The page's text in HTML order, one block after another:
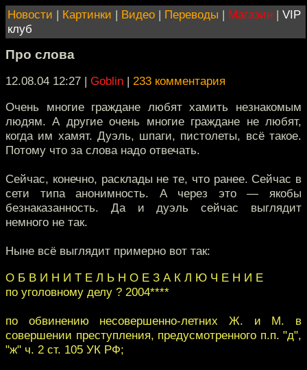
Новости | Картинки | Видео | Переводы | Магазин | VIP
клуб
Про слова
12.08.04 12:27 | Goblin | 233 комментария
Очень многие граждане любят хамить незнакомым
людям. А другие очень многие граждане не любят,
когда им хамят. Дуэль, шпаги, пистолеты, всё такое.
Потому что за слова надо отвечать.
Сейчас, конечно, расклады не те, что ранее. Сейчас в
сети типа анонимность. А через это — якобы
безнаказанность. Да и дуэль сейчас выглядит
немного не так.
Ныне всё выглядит примерно вот так:
О Б В И Н И Т Е Л Ь Н О Е З А К Л Ю Ч Е Н И Е
по уголовному делу ? 2004****‎
по обвинению несовершенно-‎летних Ж. и M. в
совершении ‎преступления, предусмотренно‎го п.п. "д",
"ж" ч. 2 ст. 105 УК РФ;‎